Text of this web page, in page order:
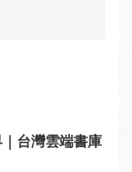
台灣雲端書庫